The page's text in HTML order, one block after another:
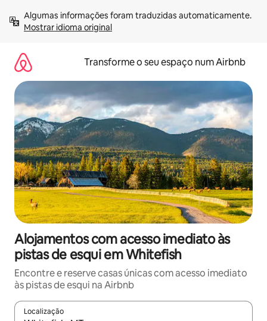
para
Mostrar idioma original
Transforme o seu espaço num Airbnb
Alojamentos com acesso imediato às
pistas de esqui em Whitefish
Encontre e reserve casas únicas com acesso imediato
às pistas de esqui na Airbnb
Localização